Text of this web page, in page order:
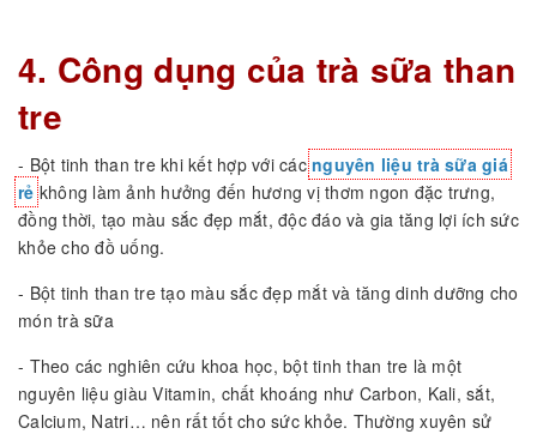
4. Công dụng của trà sữa than
tre
- Bột tinh than tre khi kết hợp với cácnguyên liệu trà sữa giá
rẻkhông làm ảnh hưởng đến hương vị thơm ngon đặc trưng,
đồng thời, tạo màu sắc đẹp mắt, độc đáo và gia tăng lợi ích sức
khỏe cho đồ uống.
- Bột tinh than tre tạo màu sắc đẹp mắt và tăng dinh dưỡng cho
món trà sữa
- Theo các nghiên cứu khoa học, bột tinh than tre là một
nguyên liệu giàu Vitamin, chất khoáng như Carbon, Kali, sắt,
Calcium, Natri… nên rất tốt cho sức khỏe. Thường xuyên sử